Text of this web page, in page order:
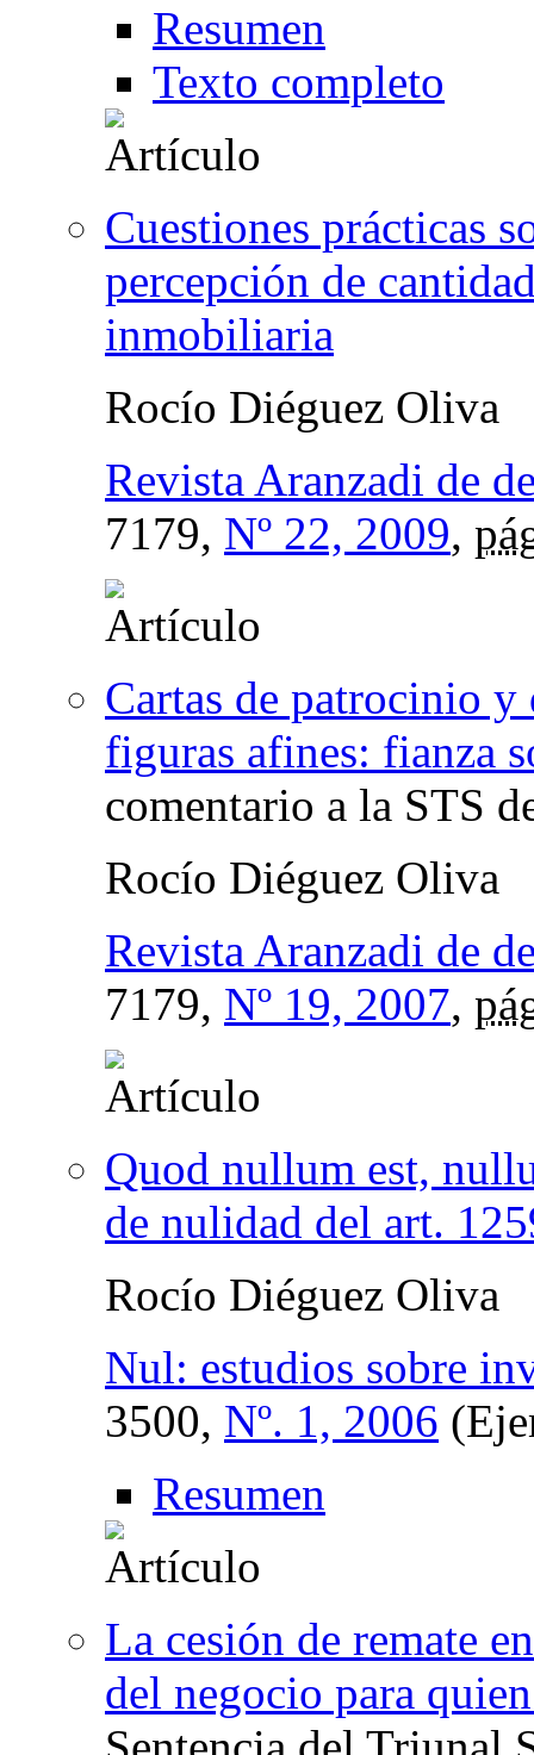
Resumen
Texto completo
Cuestiones prácticas
percepción de
inmobiliaria
Rocío Diéguez Oliva
Revista Aranzadi de
7179, Nº 22, 2009,
Cartas de patrocinio
figuras afines: fianza
comentario a la STS
Rocío Diéguez Oliva
Revista Aranzadi de
7179, Nº 19, 2007,
Quod nullum est,
de nulidad del art.
Rocío Diéguez Oliva
Nul: estudios sobre
3500, Nº. 1, 2006
Resumen
La cesión de remate
del negocio para